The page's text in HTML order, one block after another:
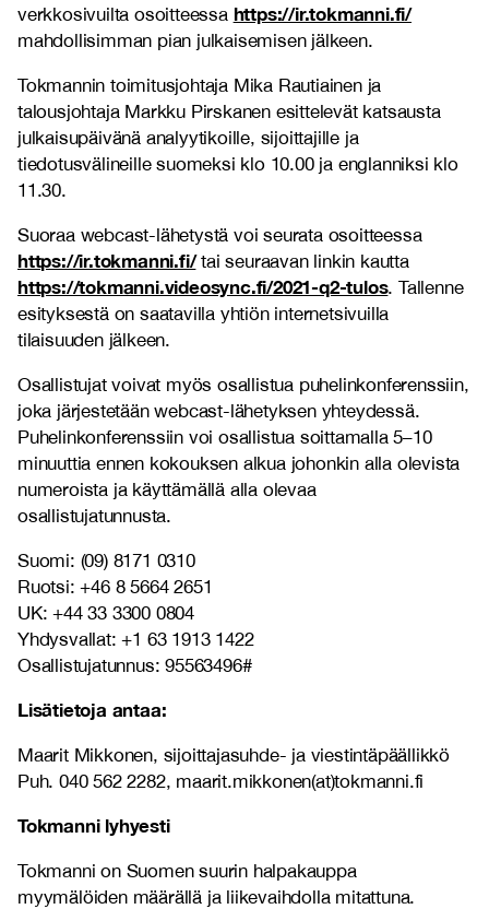
verkkosivuilta osoitteessa https://ir.tokmanni.fi/
mahdollisimman pian julkaisemisen jälkeen.
Tokmannin toimitusjohtaja Mika Rautiainen ja
talousjohtaja Markku Pirskanen esittelevät katsausta
julkaisupäivänä analyytikoille, sijoittajille ja
tiedotusvälineille suomeksi klo 10.00 ja englanniksi klo
11.30.
Suoraa webcast-lähetystä voi seurata osoitteessa
https://ir.tokmanni.fi/tai seuraavan linkin kautta
https://tokmanni.videosync.fi/2021-q2-tulos. Tallenne
esityksestä on saatavilla yhtiön internetsivuilla
tilaisuuden jälkeen.
Osallistujat voivat myös osallistua puhelinkonferenssiin,
joka järjestetään webcast-lähetyksen yhteydessä.
Puhelinkonferenssiin voi osallistua soittamalla 5–10
minuuttia ennen kokouksen alkua johonkin alla olevista
numeroista ja käyttämällä alla olevaa
osallistujatunnusta.
Suomi: (09) 8171 0310
Ruotsi:+46 8 5664 2651
UK:+44 33 3300 0804
Yhdysvallat:+1 63 1913 1422
Osallistujatunnus: 95563496#
Lisätietoja antaa:
Maarit Mikkonen, sijoittajasuhde- ja viestintäpäällikkö
Puh. 040 562 2282, maarit.mikkonen(at)tokmanni.fi
Tokmanni lyhyesti
Tokmanni on Suomen suurin halpakauppa
myymälöiden määrällä ja liikevaihdolla mitattuna.